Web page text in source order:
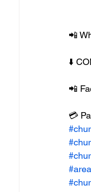
📲
⬇️
📲
💳